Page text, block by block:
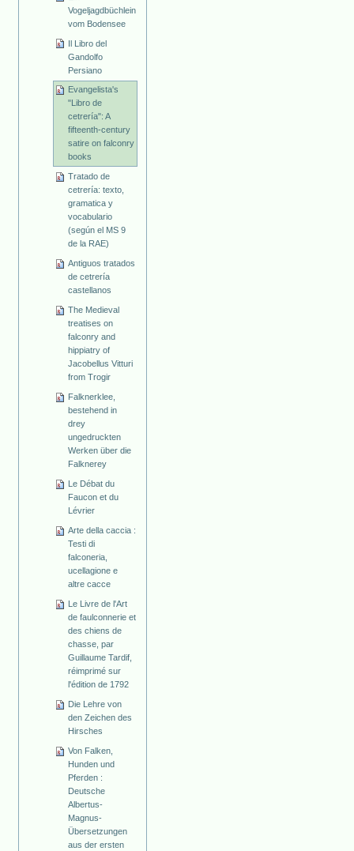
Vogeljagdbüchlein
vom Bodensee
Il Libro del
Gandolfo
Persiano
Evangelista's
"Libro de
cetrería": A
fifteenth-century
satire on falconry
books
Tratado de
cetrería: texto,
gramatica y
vocabulario
(según el MS 9
de la RAE)
Antiguos tratados
de cetrería
castellanos
The Medieval
treatises on
falconry and
hippiatry of
Jacobellus Vitturi
from Trogir
Falknerklee,
bestehend in
drey
ungedruckten
Werken über die
Falknerey
Le Débat du
Faucon et du
Lévrier
Arte della caccia :
Testi di
falconeria,
ucellagione e
altre cacce
Le Livre de l'Art
de faulconnerie et
des chiens de
chasse, par
Guillaume Tardif,
réimprimé sur
l'édition de 1792
Die Lehre von
den Zeichen des
Hirsches
Von Falken,
Hunden und
Pferden :
Deutsche
Albertus-
Magnus-
Übersetzungen
aus der ersten